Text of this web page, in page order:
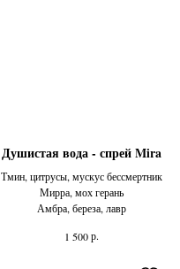
Душистая вода - спрей Mira
Тмин, цитрусы, мускус бессмертник
Мирра, мох герань
Амбра, береза, лавр
1 500 р.